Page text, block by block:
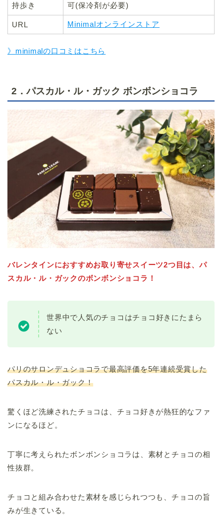
持歩き 可(保冷剤が必要)
URL Minimalオンラインストア
》minimalの口コミはこちら
2．パスカル・ル・ガック ボンボンショコラ
バレンタインにおすすめお取り寄せスイーツ2つ目は、パ
スカル・ル・ガックのボンボンショコラ！
世界中で人気のチョコはチョコ好きにたまら
ない
パリのサロンデュショコラで最高評価を5年連続受賞した
パスカル・ル・ガック！
驚くほど洗練されたチョコは、チョコ好きが熱狂的なファ
ンになるほど。
丁寧に考えられたボンボンショコラは、素材とチョコの相
性抜群。
チョコと組み合わせた素材を感じられつつも、チョコの旨
みが生きている。